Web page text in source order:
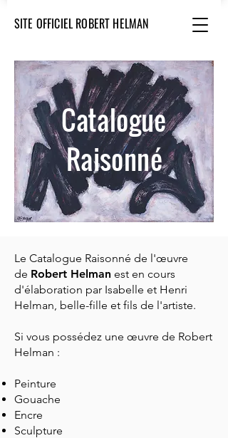
SITE OFFICIEL ROBERT HELMAN
Catalogue
Raisonné
Le Catalogue Raisonné de l'œuvre
de Robert Helman est en cours
d'élaboration par Isabelle et Henri
Helman, belle-fille et fils de l'artiste.
Si vous possédez une œuvre de Robert
Helman :
Peinture
Gouache
Encre
Sculpture